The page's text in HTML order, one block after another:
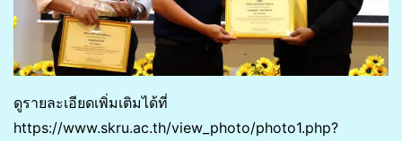
ดูรายละเอียดเพิ่มเติมได้ที่
https://www.skru.ac.th/view_photo/photo1.php?